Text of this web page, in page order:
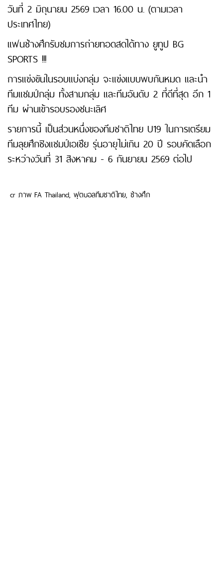
วันที่ 2 มิถุนายน 2569 เวลา 16.00 น. (ตามเวลา
ประเทศไทย)
แฟนช้างศึกรับชมการถ่ายทอดสดได้ทาง ยูทูป BG
SPORTS !!!
การแข่งขันในรอบแบ่งกลุ่ม จะแข่งแบบพบกันหมด และนำ
ทีมแชมป์กลุ่ม ทั้งสามกลุ่ม และทีมอันดับ 2 ที่ดีที่สุด อีก 1
ทีม ผ่านเข้ารอบรองชนะเลิศ
รายการนี้ เป็นส่วนหนึ่งของทีมชาติไทย U19 ในการเตรียม
ทีมลุยศึกชิงแชมป์เอเชีย รุ่นอายุไม่เกิน 20 ปี รอบคัดเลือก
ระหว่างวันที่ 31 สิงหาคม - 6 กันยายน 2569 ต่อไป
cr ภาพ FA Thailand, ฟุตบอลทีมชาติไทย, ช้างศึก